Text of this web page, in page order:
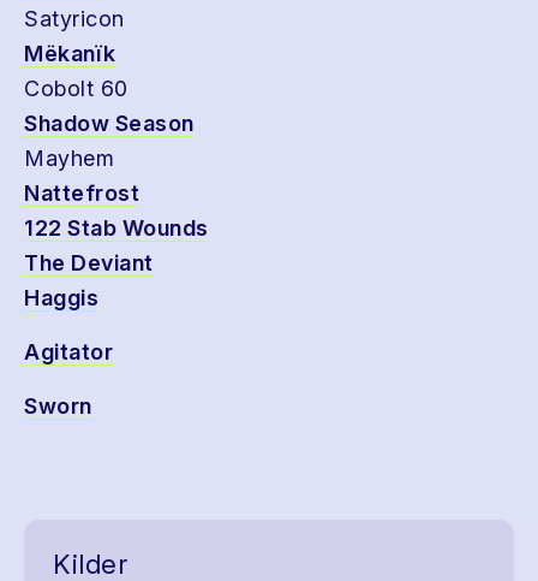
Satyricon
Mëkanïk
Cobolt 60
Shadow Season
Mayhem
Nattefrost
122 Stab Wounds
The Deviant
Haggis
Agitator
Sworn
Kilder